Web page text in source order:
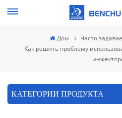
Дом
Часто
Как решить проблему
КАТЕГОРИИ ПРОДУКТА